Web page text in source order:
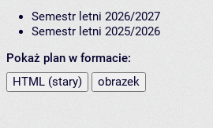
Semestr letni 2026/2027
Semestr letni 2025/2026
Pokaż plan w formacie:
HTML (stary)
obrazek